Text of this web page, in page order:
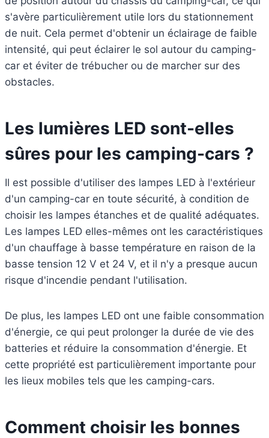
s'avère particulièrement utile lors du stationnement
de nuit. Cela permet d'obtenir un éclairage de faible
intensité, qui peut éclairer le sol autour du camping-
car et éviter de trébucher ou de marcher sur des
obstacles.
Les lumières LED sont-elles
sûres pour les camping-cars ?
Il est possible d'utiliser des lampes LED à l'extérieur
d'un camping-car en toute sécurité, à condition de
choisir les lampes étanches et de qualité adéquates.
Les lampes LED elles-mêmes ont les caractéristiques
d'un chauffage à basse température en raison de la
basse tension 12 V et 24 V, et il n'y a presque aucun
risque d'incendie pendant l'utilisation.
De plus, les lampes LED ont une faible consommation
d'énergie, ce qui peut prolonger la durée de vie des
batteries et réduire la consommation d'énergie. Et
cette propriété est particulièrement importante pour
les lieux mobiles tels que les camping-cars.
Comment choisir les bonnes